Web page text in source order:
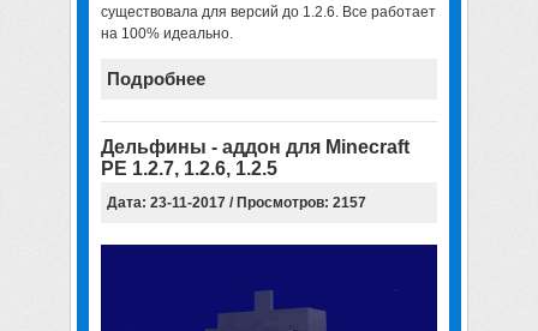
существовала для версий до 1.2.6. Все работает
на 100% идеально.
Подробнее
Дельфины - аддон для Minecraft
PE 1.2.7, 1.2.6, 1.2.5
Дата: 23-11-2017 / Просмотров: 2157